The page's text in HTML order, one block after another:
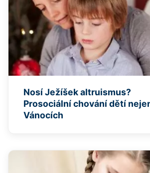
Nosí Ježíšek altruismus?
Prosociální chování dětí
Vánocích